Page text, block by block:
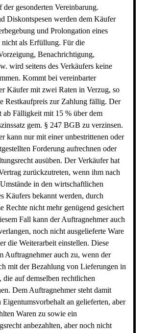
der gesonderten Vereinbarung.
Diskontspesen werden dem Käufer
und Prolongation eines
nicht als Erfüllung. Für die
Benachrichtigung,
wird seitens des Verkäufers keine
Kommt bei vereinbarter
Käufer mit zwei Raten in Verzug, so
Restkaufpreis zur Zahlung fällig. Der
ab Fälligkeit mit 15 % über dem
gem. § 247 BGB zu verzinsen.
kann nur mit einer unbestrittenen oder
Forderung aufrechnen oder
ausüben. Der Verkäufer hat
zurückzutreten, wenn ihm nach
in den wirtschaftlichen
Käufers bekannt werden, durch
Rechte nicht mehr genügend gesichert
Fall kann der Auftragnehmer auch
noch nicht ausgelieferte Ware
die Weiterarbeit einstellen. Diese
Auftragnehmer auch zu, wenn der
mit der Bezahlung von Lieferungen in
die auf demselben rechtlichen
Dem Auftragnehmer steht damit
an gelieferten, aber
Waren zu sowie ein
anbezahlten, aber noch nicht